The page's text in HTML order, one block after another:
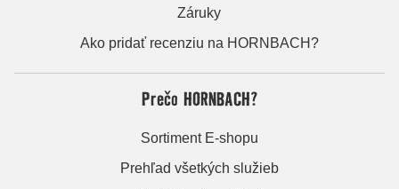
Záruky
Ako pridať recenziu na HORNBACH?
Prečo HORNBACH?
Sortiment E-shopu
Prehľad všetkých služieb